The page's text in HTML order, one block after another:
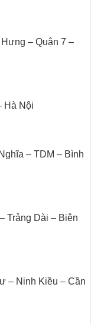
– Quận 7 –
Hà Nội
– TDM – Bình
Trảng Dài – Biên
– Ninh Kiều – Cần